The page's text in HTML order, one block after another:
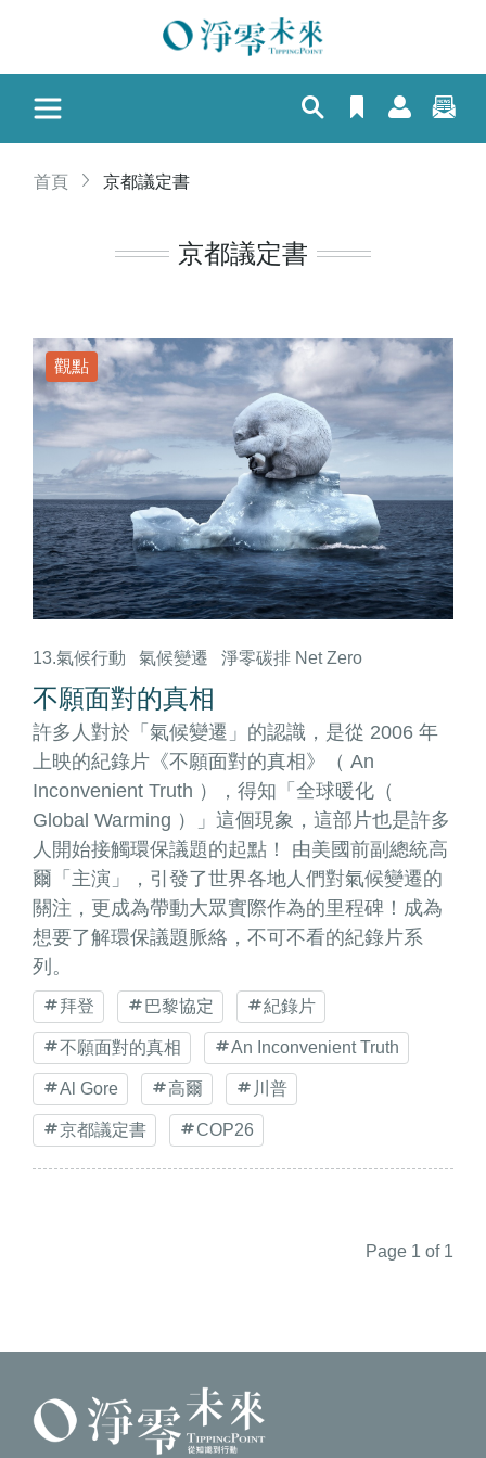
首頁 京都議定書
京都議定書
觀點
13.氣候行動 氣候變遷 淨零碳排 Net Zero
不願面對的真相
許多人對於「氣候變遷」的認識，是從 2006 年
上映的紀錄片《不願面對的真相》（ An
Inconvenient Truth ），得知「全球暖化（
Global Warming ）」這個現象，這部片也是許多
人開始接觸環保議題的起點！ 由美國前副總統高
爾「主演」，引發了世界各地人們對氣候變遷的
關注，更成為帶動大眾實際作為的里程碑！成為
想要了解環保議題脈絡，不可不看的紀錄片系
列。
拜登 巴黎協定 紀錄片
不願面對的真相 An Inconvenient Truth
Al Gore 高爾 川普
京都議定書 COP26
Page 1 of 1